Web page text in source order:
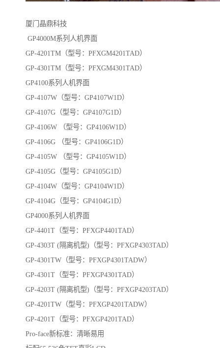
厦门晶鼎科技
GP4000M系列人机界面
GP-4201TM（型号：PFXGM4201TAD）
GP-4301TM（型号：PFXGM4301TAD）
GP4100系列人机界面
GP-4107W（型号：GP4107W1D）
GP-4107G（型号：GP4107G1D）
GP-4106W （型号：GP4106W1D）
GP-4106G （型号：GP4106G1D）
GP-4105W （型号：GP4105W1D）
GP-4105G（型号：GP4105G1D）
GP-4104W（型号：GP4104W1D）
GP-4104G（型号：GP4104G1D）
GP4000系列人机界面
GP-4401T（型号：PFXGP4401TAD）
GP-4303T (隔离机型)（型号：PFXGP4303TAD）
GP-4301TW（型号：PFXGP4301TADW）
GP-4301T（型号：PFXGP4301TAD）
GP-4203T (隔离机型)（型号：PFXGP4203TAD）
GP-4201TW（型号：PFXGP4201TADW）
GP-4201T（型号：PFXGP4201TAD）
Pro-face新标准：清晰易用